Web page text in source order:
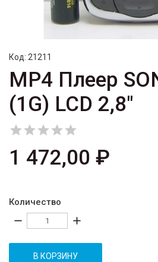
Код: 21211
MP4 Плеер
(1G) LCD 2,8"

1 472,00 ₽
Количество
remove add
В КОРЗИНУ